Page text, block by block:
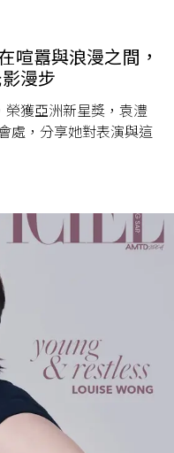
喧囂與浪漫之間，
漫步
獲亞洲新星獎，袁澧
處，分享她對表演與這